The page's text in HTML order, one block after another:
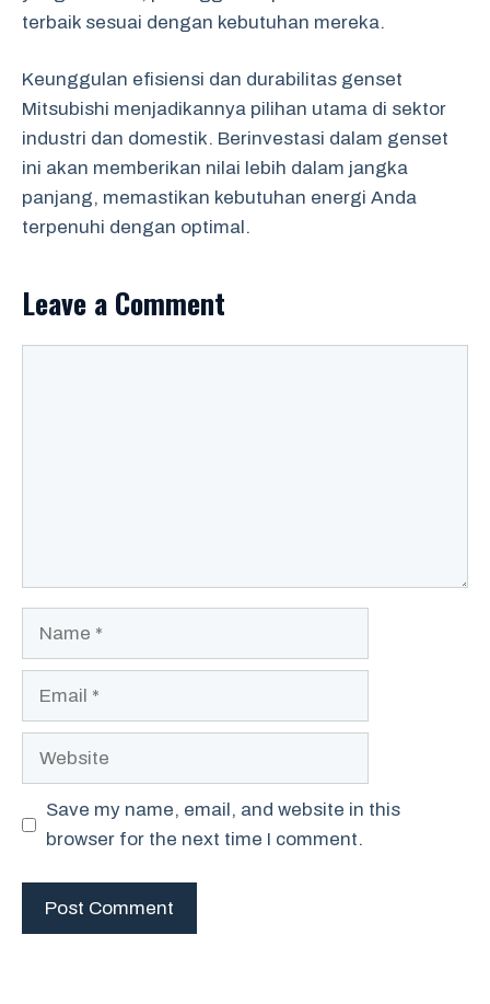
terbaik sesuai dengan kebutuhan mereka.
Keunggulan efisiensi dan durabilitas genset
Mitsubishi menjadikannya pilihan utama di sektor
industri dan domestik. Berinvestasi dalam genset
ini akan memberikan nilai lebih dalam jangka
panjang, memastikan kebutuhan energi Anda
terpenuhi dengan optimal.
Leave a Comment
Website
Save my name, email, and website in this
browser for the next time I comment.